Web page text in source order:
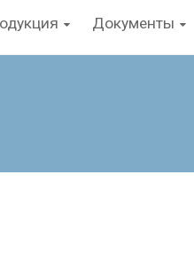
Документы